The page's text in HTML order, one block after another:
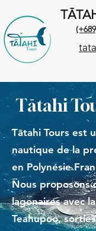
Tātahi
Tātahi Tours est
nautique de la
en Polynésie
Nous proposons
lagonaires avec
Teahupoo,